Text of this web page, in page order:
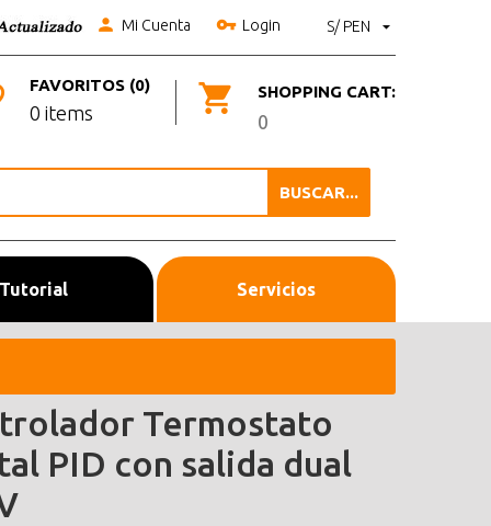
S/ PEN
Mi Cuenta Login
SHOPPING CART:
0
FAVORITOS (0)
0 items
BUSCAR...
Servicios
Termostato
PID con salida dual